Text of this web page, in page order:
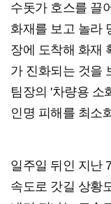
수돗가 호스를 끌
화재를 보고 놀라
장에 도착해 화재
가 진화되는 것을
팀장의 '차량용 소
인명 피해를 최소
일주일 뒤인 지난
속도로 갓길 상황